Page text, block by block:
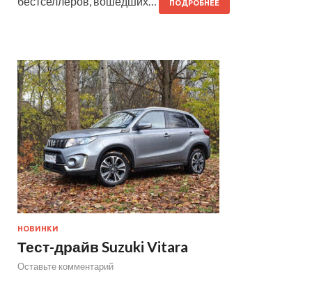
ПОДРОБНЕЕ
НОВИНКИ
Тест-драйв Suzuki Vitara
Оставьте комментарий